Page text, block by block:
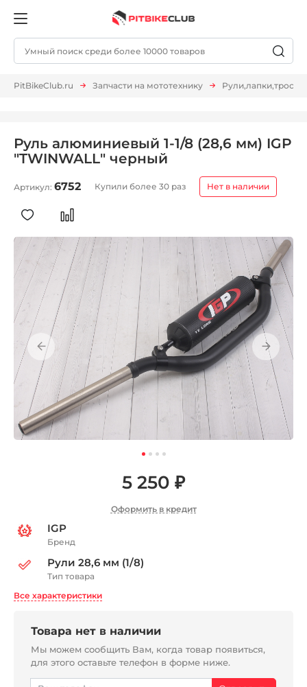
PitBikeClub.ru Запчасти на мототехнику Рули,лапки,тросы
Руль алюминиевый 1-1/8 (28,6 мм) IGP
"TWINWALL" черный
Артикул: 6752 Купили более 30 раз Нет в наличии
5 250 ₽
Оформить в кредит
IGP
Бренд
Рули 28,6 мм (1/8)
Тип товара
Все характеристики
Товара нет в наличии
Мы можем сообщить Вам, когда товар появиться,
для этого оставьте телефон в форме ниже.